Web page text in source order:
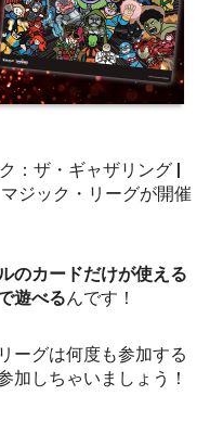
：ザ・ギャザリング |
ジック・リーグが開催
のカードだけが使える
遊べるんです！
ーグは何度も参加する
加しちゃいましょう！